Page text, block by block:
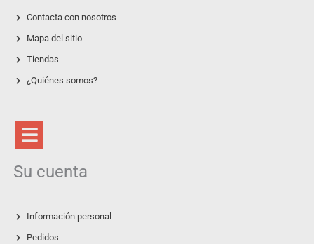
Contacta con nosotros
Mapa del sitio
Tiendas
¿Quiénes somos?
Su cuenta
Información personal
Pedidos